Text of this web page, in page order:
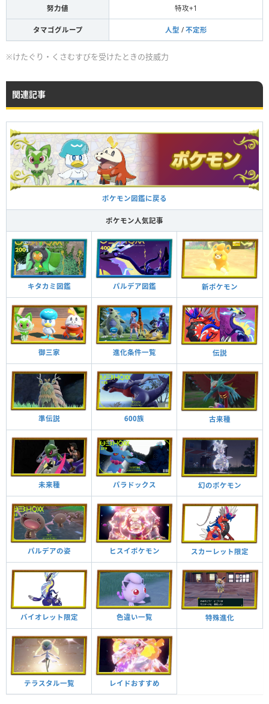
努力値 特攻+1
タマゴグループ 人型 / 不定形
※けたぐり・くさむすびを受けたときの技威力
関連記事
ポケモン図鑑に戻る
ポケモン人気記事
キタカミ図鑑 パルデア図鑑 新ポケモン
御三家 進化条件一覧 伝説
準伝説 600族 古来種
未来種 パラドックス 幻のポケモン
パルデアの姿 ヒスイポケモン スカーレット限定
バイオレット限定 色違い一覧 特殊進化
テラスタル一覧 レイドおすすめ